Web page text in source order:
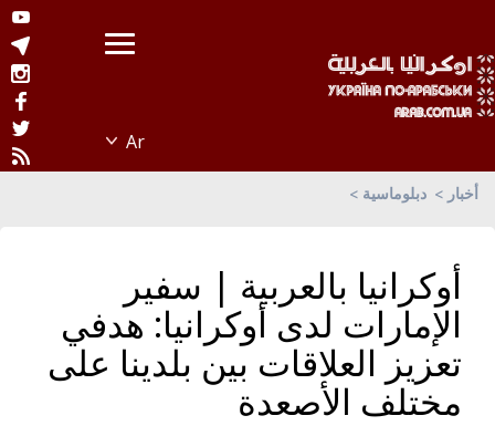
أخبار دبلوماسية
أوكرانيا بالعربية | سفير
الإمارات لدى أوكرانيا: هدفي
تعزيز العلاقات بين بلدينا على
مختلف الأصعدة